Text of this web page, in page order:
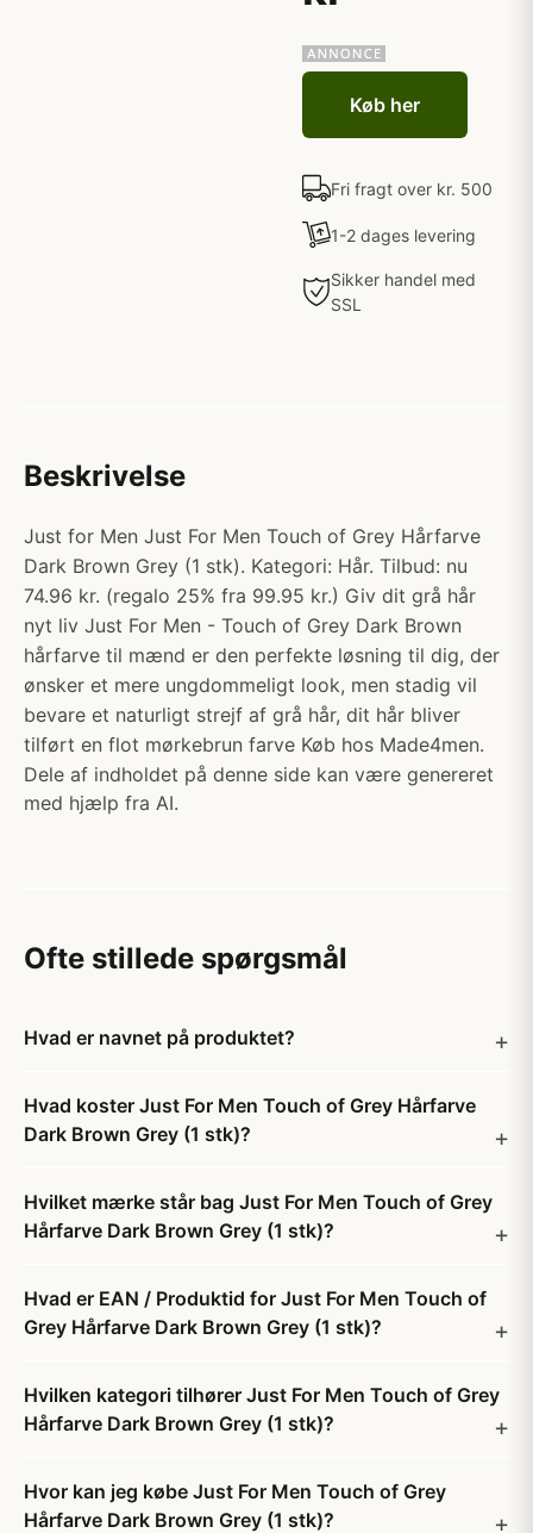
Køb her
Fri fragt over kr. 500
1-2 dages levering
Sikker handel med
SSL
Beskrivelse
Just for Men Just For Men Touch of Grey Hårfarve
Dark Brown Grey (1 stk). Kategori: Hår. Tilbud: nu
74.96 kr. (regalo 25% fra 99.95 kr.) Giv dit grå hår
nyt liv Just For Men - Touch of Grey Dark Brown
hårfarve til mænd er den perfekte løsning til dig, der
ønsker et mere ungdommeligt look, men stadig vil
bevare et naturligt strejf af grå hår, dit hår bliver
tilført en flot mørkebrun farve Køb hos Made4men.
Dele af indholdet på denne side kan være genereret
med hjælp fra AI.
Ofte stillede spørgsmål
Hvad er navnet på produktet?
Hvad koster Just For Men Touch of Grey Hårfarve
Dark Brown Grey (1 stk)?
Hvilket mærke står bag Just For Men Touch of Grey
Hårfarve Dark Brown Grey (1 stk)?
Hvad er EAN / Produktid for Just For Men Touch of
Grey Hårfarve Dark Brown Grey (1 stk)?
Hvilken kategori tilhører Just For Men Touch of Grey
Hårfarve Dark Brown Grey (1 stk)?
Hvor kan jeg købe Just For Men Touch of Grey
Hårfarve Dark Brown Grey (1 stk)?